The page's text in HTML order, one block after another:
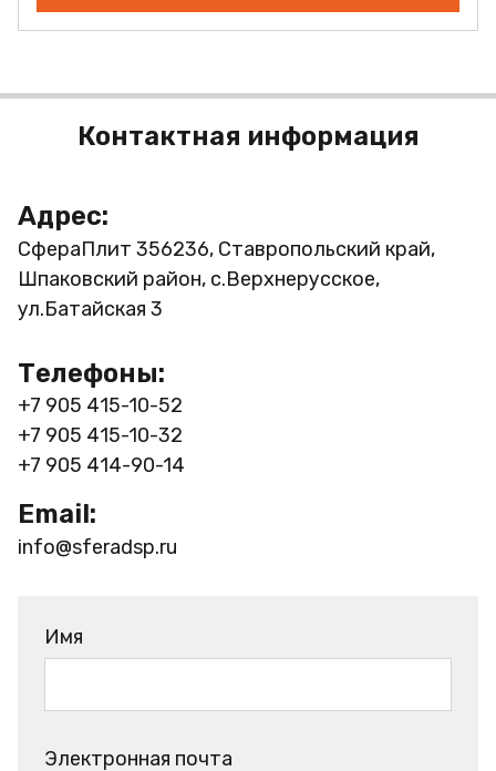
Контактная информация
Адрес:
СфераПлит 356236, Ставропольский край,
Шпаковский район, с.Верхнерусское,
ул.Батайская 3
Телефоны:
+7 905 415-10-52
+7 905 415-10-32
+7 905 414-90-14
Email:
info@sferadsp.ru
Имя
Электронная почта